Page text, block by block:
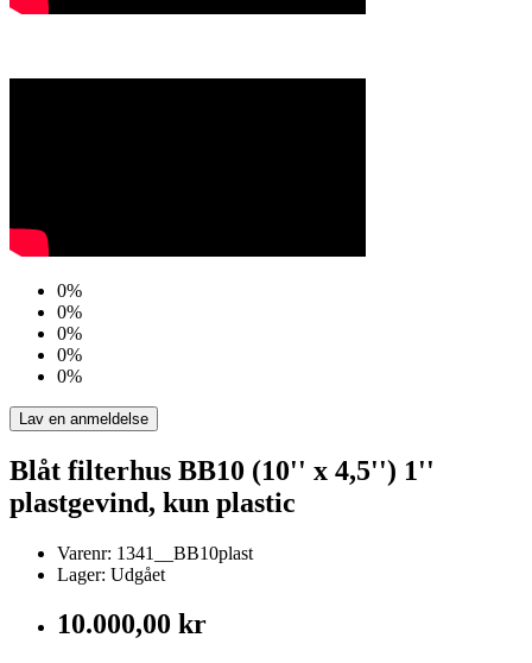
0%
0%
0%
0%
0%
Lav en anmeldelse
Blåt filterhus BB10 (10'' x 4,5'') 1''
plastgevind, kun plastic
Varenr: 1341__BB10plast
Lager: Udgået
10.000,00 kr